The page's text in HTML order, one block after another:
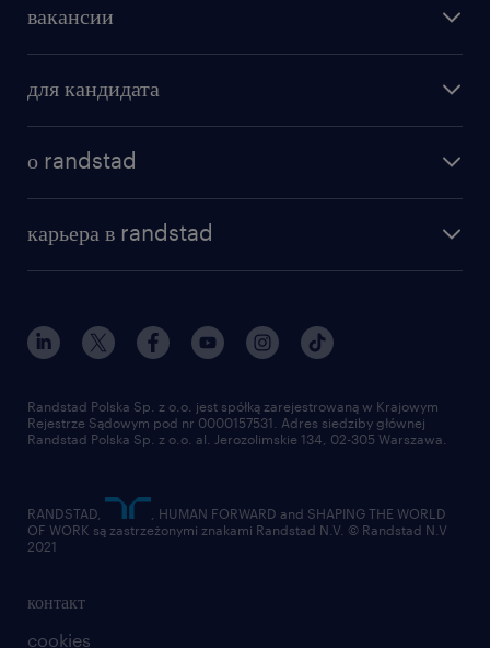
вакансии
бонусы для работников
для кандидата
о randstad
институт исследований randstad
для медиа
для поставщиков
карьера в randstad
наш мир
работа в randstad
отправить резюме
контакт
cookies
Randstad Polska Sp. z o.o. jest spółką zarejestrowaną w Krajowym
Rejestrze Sądowym pod nr 0000157531. Adres siedziby głównej
Randstad Polska Sp. z o.o. al. Jerozolimskie 134, 02-305 Warszawa.
RANDSTAD,
, HUMAN FORWARD and SHAPING THE WORLD
OF WORK są zastrzeżonymi znakami Randstad N.V. © Randstad N.V
2021